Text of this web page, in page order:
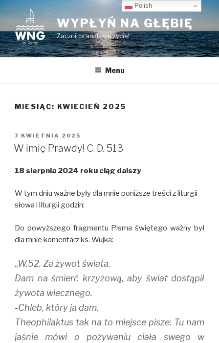
Przeskocz
do
treści
WYPŁYŃ NA GŁĘBIĘ
Zacznij prawdziwe życie!
Menu
MIESIĄC: KWIECIEŃ 2025
OPUBLIKOWANE
W
7 KWIETNIA 2025
W imię Prawdy! C. D. 513
18 sierpnia 2024 roku ciąg dalszy
W tym dniu ważne były dla mnie poniższe treści z liturgii
słowa i liturgii godzin:
Do powyższego fragmentu Pisma świętego ważny był
dla mnie komentarz ks. Wujka:
,,W.52. Za żywot świata.
Dam na śmierć krzyżową, aby świat dostąpił
żywota wiecznego.
-Chleb, który ja dam.
Theophilaktus tak na to miejsce pisze: Tu nam
jaśnie mówi o pożywaniu ciała swego w
Polish